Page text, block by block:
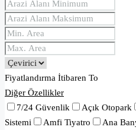
Fiyatlandırma İtibaren To
Diğer Özellikler
7/24 Güvenlik
Açık Otopark
Sistemi
Amfi Tiyatro Ana